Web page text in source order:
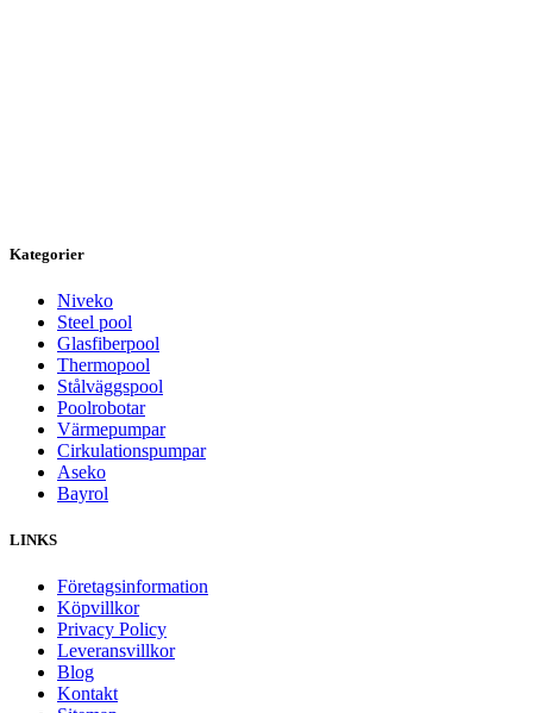
Kategorier
Niveko
Steel pool
Glasfiberpool
Thermopool
Stålväggspool
Poolrobotar
Värmepumpar
Cirkulationspumpar
Aseko
Bayrol
LINKS
Företagsinformation
Köpvillkor
Privacy Policy
Leveransvillkor
Blog
Kontakt